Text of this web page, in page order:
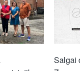
Salgai